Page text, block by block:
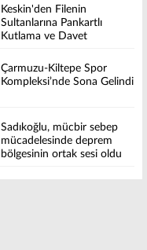
Keskin'den Filenin
Sultanlarına Pankartlı
Kutlama ve Davet
Çarmuzu-Kiltepe Spor
Kompleksi’nde Sona Gelindi
Sadıkoğlu, mücbir sebep
mücadelesinde deprem
bölgesinin ortak sesi oldu